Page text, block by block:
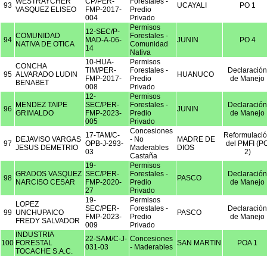
93 VASQUEZ ELISEO
FMP-2017-
004
Predio
Privado
UCAYALI PO 1
94 COMUNIDAD
NATIVA DE OTICA
12-SEC/P-
MAD-A-06-
14
Permisos
Forestales -
Comunidad
Nativa
JUNIN PO 4
95
CONCHA
ALVARADO LUDIN
BENABET
10-HUA-
TIM/PER-
FMP-2017-
008
Permisos
Forestales -
Predio
Privado
HUANUCO
Declaración
de Manejo
96
MENDEZ TAIPE
GRIMALDO
12-
SEC/PER-
FMP-2023-
005
Permisos
Forestales -
Predio
Privado
JUNIN
Declaración
de Manejo
97
DEJAVISO VARGAS
JESUS DEMETRIO
17-TAM/C-
OPB-J-293-
03
Concesiones
- No
Maderables
Castaña
MADRE DE
DIOS
del PMFI
2)
98 GRADOS VASQUEZ
NARCISO CESAR
19-
SEC/PER-
FMP-2020-
27
Permisos
Forestales -
Predio
Privado
PASCO
Declaración
de Manejo
99
LOPEZ
UNCHUPAICO
FREDY SALVADOR
19-
SEC/PER-
FMP-2023-
009
Permisos
Forestales -
Predio
Privado
PASCO
Declaración
de Manejo
100
INDUSTRIA
FORESTAL
TOCACHE S.A.C.
22-SAM/C-J-
031-03
Concesiones
- Maderables SAN MARTIN POA 1